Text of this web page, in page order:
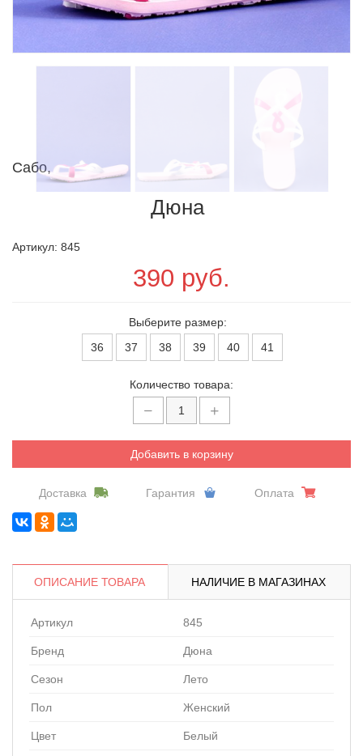
Сабо,
Дюна
Артикул: 845
390 руб.
Выберите размер:
36
37 38 39 40 41
Количество товара:
Добавить в корзину
Доставка Гарантия Оплата
ОПИСАНИЕ ТОВАРА НАЛИЧИЕ В МАГАЗИНАХ
Артикул 845
Бренд Дюна
Сезон Лето
Пол Женский
Цвет Белый